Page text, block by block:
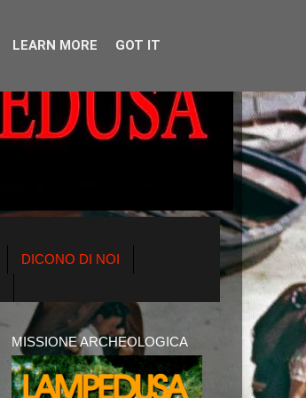
DICONO DI NOI
MISSIONE ARCHEOLOGICA
LEARN MORE GOT IT